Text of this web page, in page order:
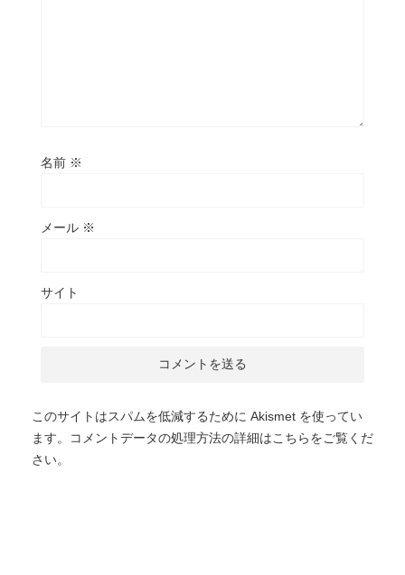
名前 ※
メール ※
サイト
このサイトはスパムを低減するために Akismet を使ってい
ます。
コメントデータの処理方法の詳細はこちらをご覧くだ
さい。